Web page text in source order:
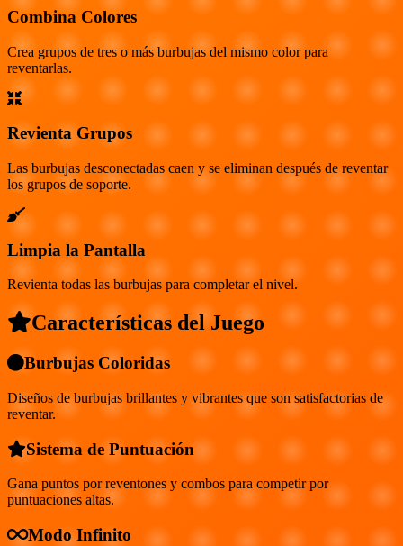
Combina Colores
Crea grupos de tres o más burbujas del mismo color para
reventarlas.
Revienta Grupos
Las burbujas desconectadas caen y se eliminan después de reventar
los grupos de soporte.
Limpia la Pantalla
Revienta todas las burbujas para completar el nivel.
Características del Juego
Burbujas Coloridas
Diseños de burbujas brillantes y vibrantes que son satisfactorias de
reventar.
Sistema de Puntuación
Gana puntos por reventones y combos para competir por
puntuaciones altas.
Modo Infinito